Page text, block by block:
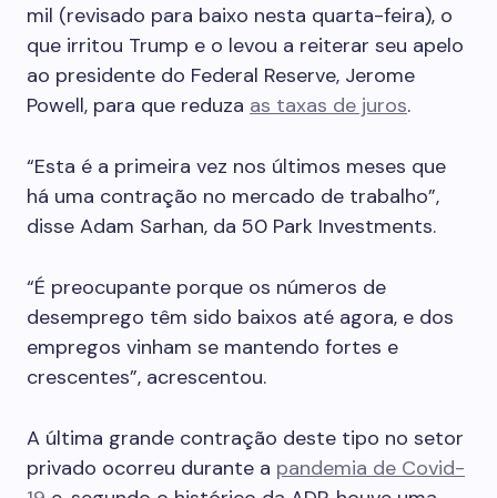
mil (revisado para baixo nesta quarta-feira), o
que irritou Trump e o levou a reiterar seu apelo
ao presidente do Federal Reserve, Jerome
Powell, para que reduza as taxas de juros.
“Esta é a primeira vez nos últimos meses que
há uma contração no mercado de trabalho”,
disse Adam Sarhan, da 50 Park Investments.
“É preocupante porque os números de
desemprego têm sido baixos até agora, e dos
empregos vinham se mantendo fortes e
crescentes”, acrescentou.
A última grande contração deste tipo no setor
privado ocorreu durante a pandemia de Covid-